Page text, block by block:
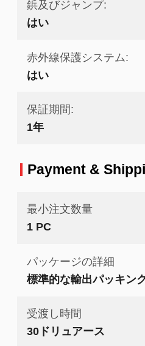
鋲及びジャンプ:
はい
赤外線保護システム:
はい
保証期間:
1年
Payment &
最小注文数量
1 PC
パッケージの詳細
標準的な輸出パッキン
受渡し時間
30ドリュアース